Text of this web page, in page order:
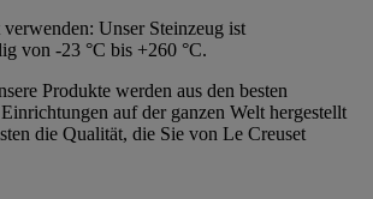
Unser Steinzeug ist
von -23 °C bis +260 °C.
Produkte werden aus den besten
auf der ganzen Welt hergestellt
die Qualität, die Sie von Le Creuset